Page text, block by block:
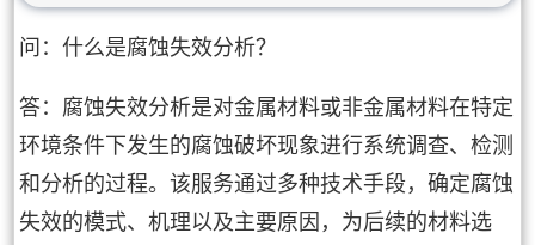
问：什么是腐蚀失效分析？
答：腐蚀失效分析是对金属材料或非金属材料在特定
环境条件下发生的腐蚀破坏现象进行系统调查、检测
和分析的过程。该服务通过多种技术手段，确定腐蚀
失效的模式、机理以及主要原因，为后续的材料选